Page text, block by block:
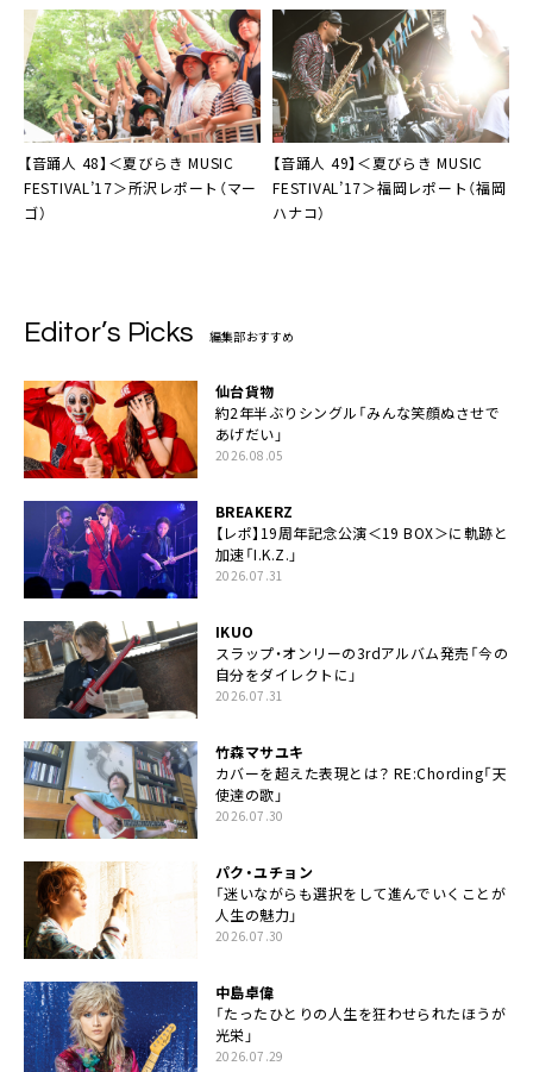
【音踊人 48】＜夏びらき MUSIC
FESTIVAL’17＞所沢レポート（マー
ゴ）
【音踊人 49】＜夏びらき MUSIC
FESTIVAL’17＞福岡レポート（福岡
ハナコ）
Editor’s Picks 編集部おすすめ
仙台貨物
約2年半ぶりシングル「みんな笑顔ぬさせで
あげだい」
2026.08.05
BREAKERZ
【レポ】19周年記念公演＜19 BOX＞に軌跡と
加速「I.K.Z.」
2026.07.31
IKUO
スラップ・オンリーの3rdアルバム発売「今の
自分をダイレクトに」
2026.07.31
竹森マサユキ
カバーを超えた表現とは？ RE:Chording「天
使達の歌」
2026.07.30
パク・ユチョン
「迷いながらも選択をして進んでいくことが
人生の魅力」
2026.07.30
中島卓偉
「たったひとりの人生を狂わせられたほうが
光栄」
2026.07.29